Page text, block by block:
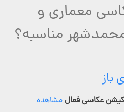
معماری و
مناسبه؟
باز
مشاهده